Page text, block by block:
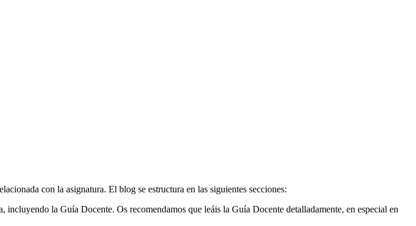
con la asignatura. El blog se estructura en las siguientes secciones:
incluyendo la Guía Docente. Os recomendamos que leáis la Guía Docente detalladamente, en especial en